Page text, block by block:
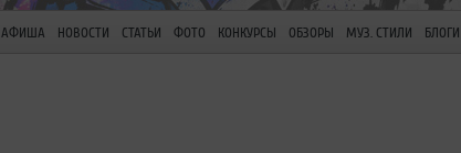
АФИША НОВОСТИ СТАТЬИ ФОТО КОНКУРСЫ ОБЗОРЫ МУЗ. СТИЛИ БЛОГИ